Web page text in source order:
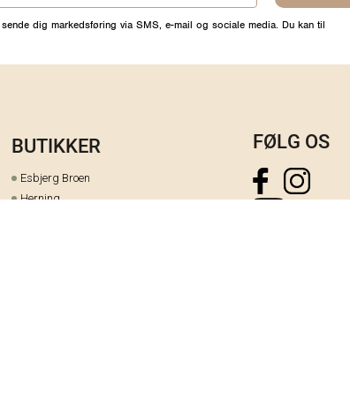
dig markedsføring via SMS, e-mail og sociale media. Du kan til
BUTIKKER
Esbjerg Broen
Herning
FØLG OS